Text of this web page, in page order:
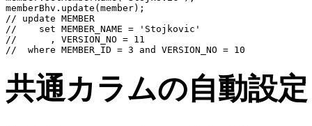
memberBhv
// update MEMBER
//    set MEMBER_NAME = 'Stojkovic'
//      , VERSION_NO = 11
//  where MEMBER_ID = 3 and VERSION_NO = 10
共通カラムの自動設定